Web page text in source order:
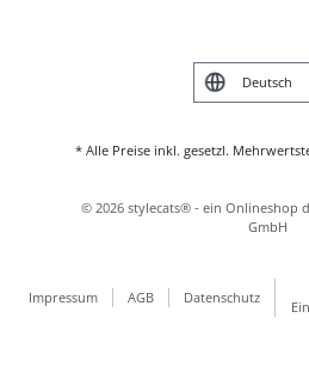
* Alle Preise inkl. gesetzl.
Impressum AGB Datenschutz
© 2026 stylecats® - ein Onlineshop
GmbH